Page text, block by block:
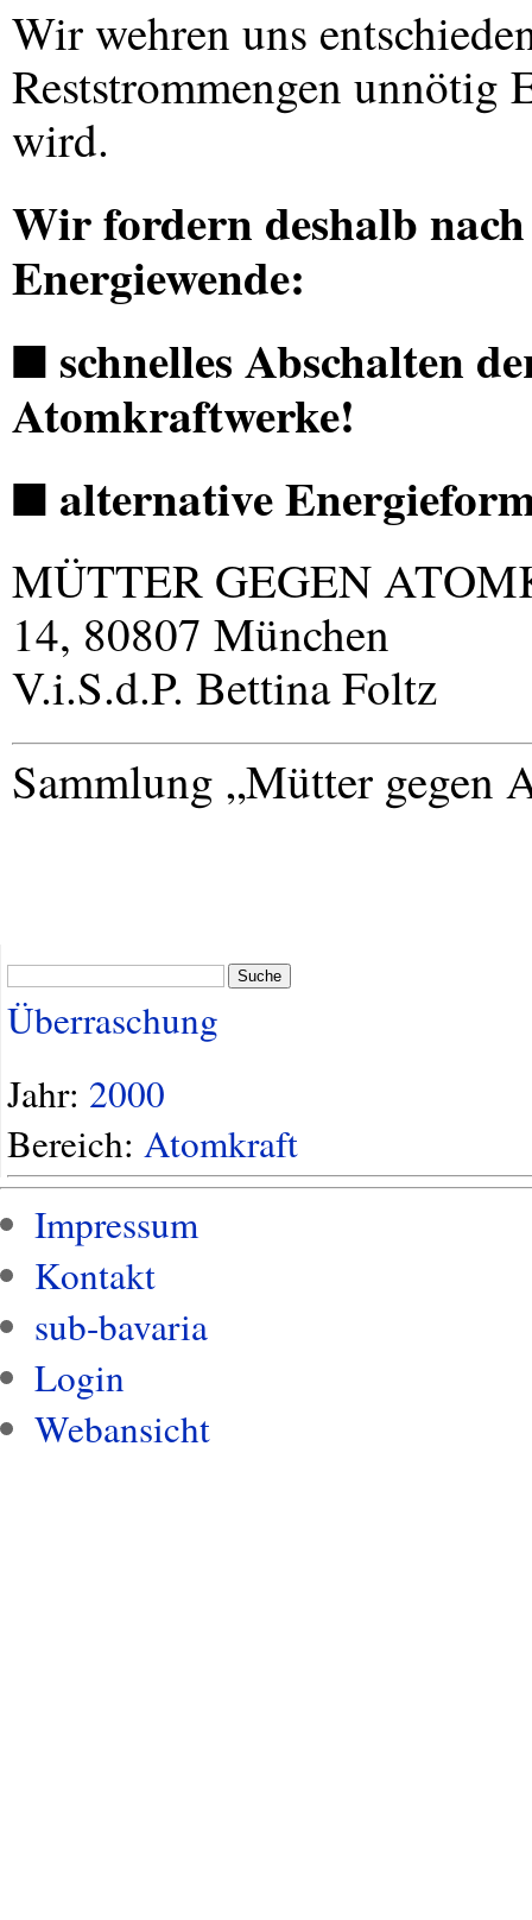
Wir wehren uns
Reststrommengen unnötig
wird.
Wir fordern deshalb
Energiewende:
■ schnelles Abschalten
Atomkraftwerke!
■ alternative
MÜTTER GEGEN
14, 80807 München
V.i.S.d.P. Bettina Foltz
Sammlung „Mütter gegen
Suche
Überraschung
Jahr: 2000
Bereich: Atomkraft
Impressum
Kontakt
sub-bavaria
Login
Webansicht